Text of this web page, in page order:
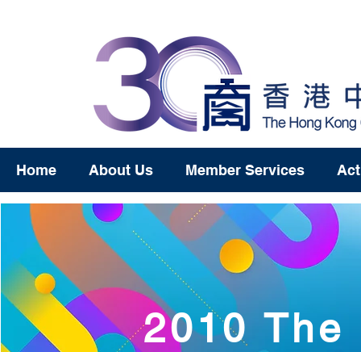
Home About Us Member Services
2010 The